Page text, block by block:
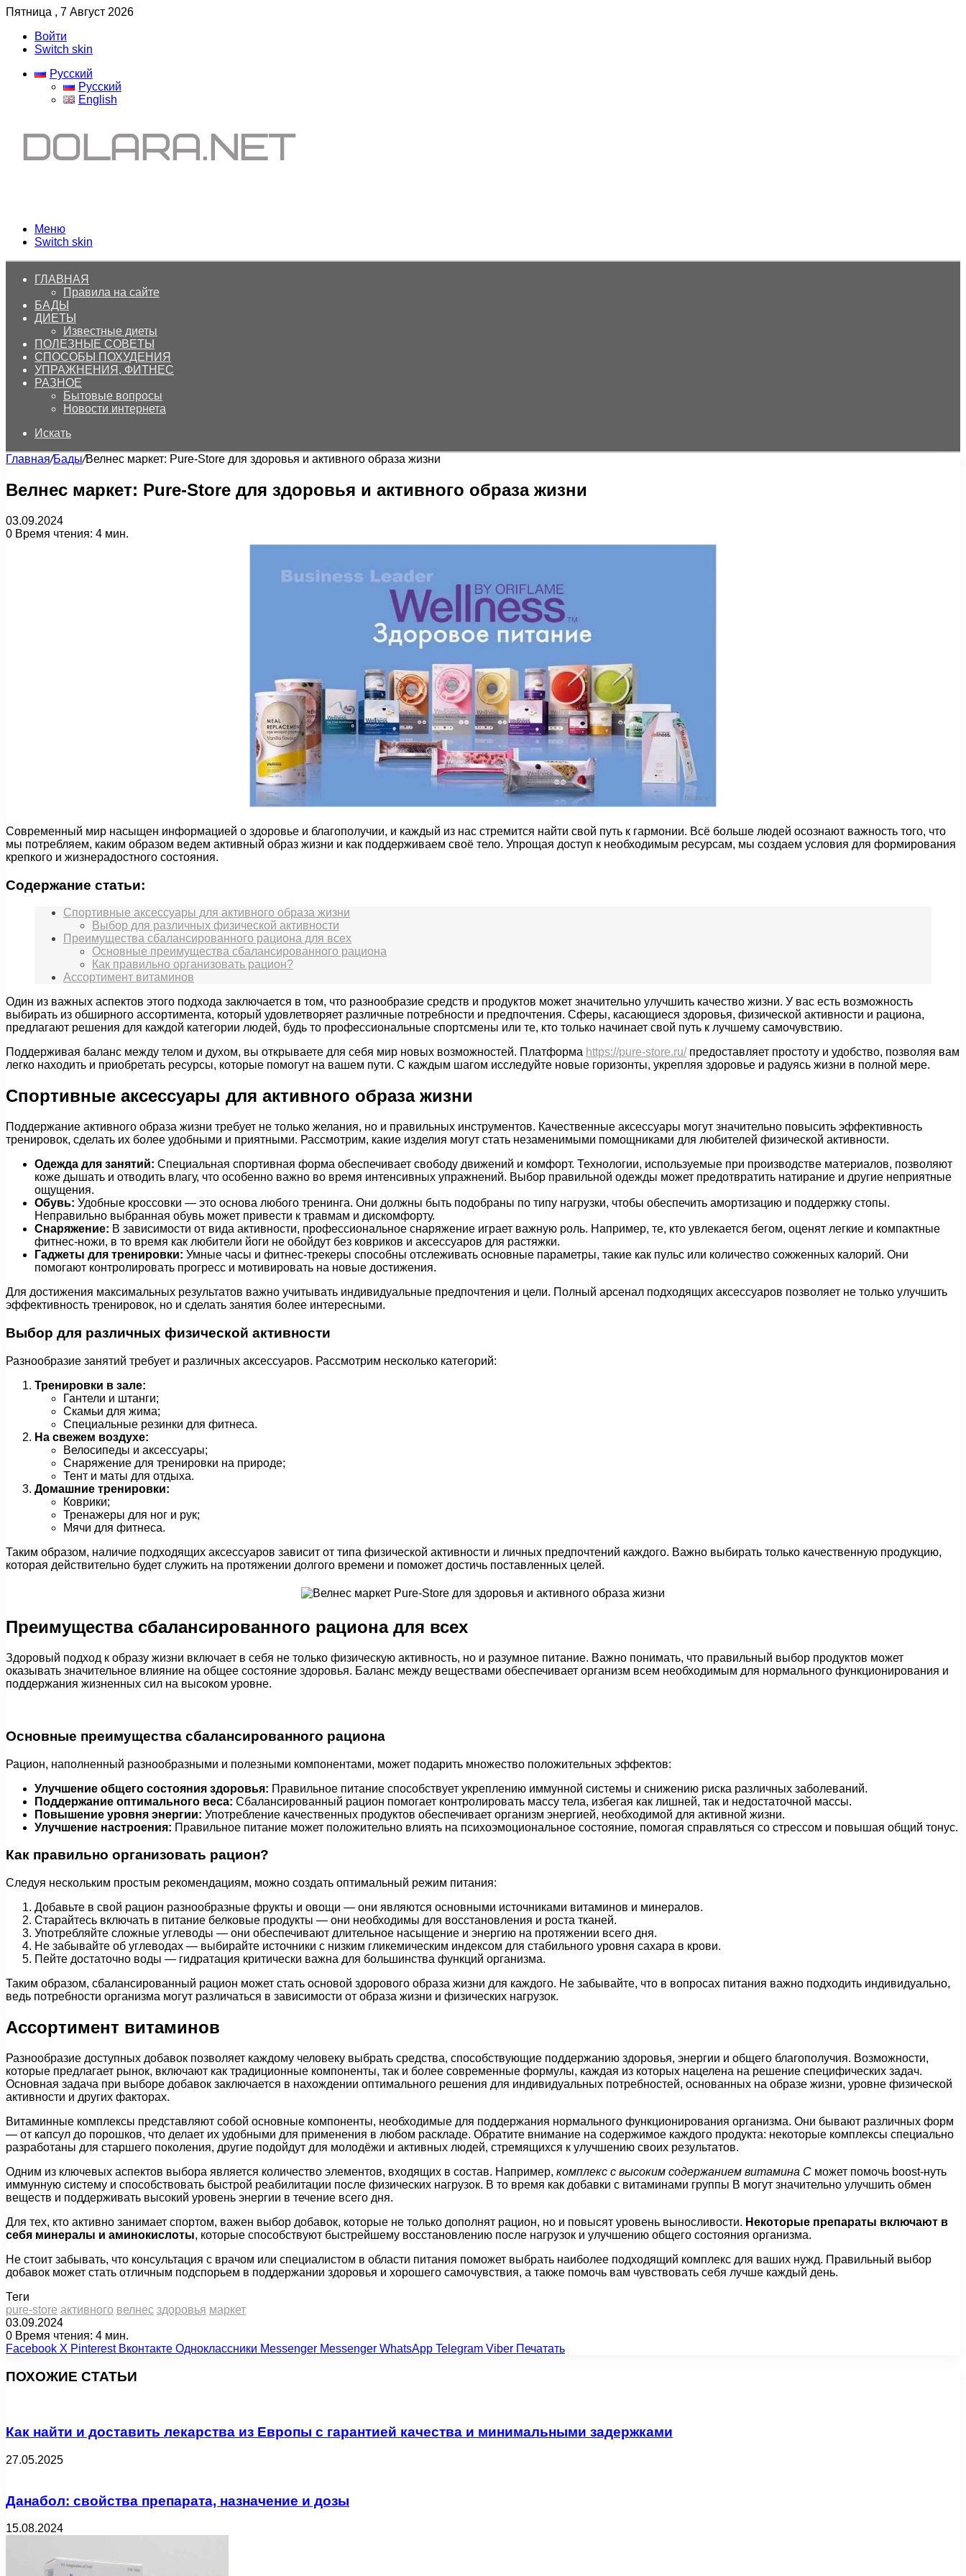
Пятница , 7 Август 2026
Войти
Switch skin
Русский
Русский
English
Меню
Switch skin
ГЛАВНАЯ
Правила на сайте
БАДЫ
ДИЕТЫ
Известные диеты
ПОЛЕЗНЫЕ СОВЕТЫ
СПОСОБЫ ПОХУДЕНИЯ
УПРАЖНЕНИЯ, ФИТНЕС
РАЗНОЕ
Бытовые вопросы
Новости интернета
Искать
Главная/Бады/Велнес маркет: Pure-Store для здоровья и активного образа жизни
Велнес маркет: Pure-Store для здоровья и активного образа жизни
03.09.2024
0 Время чтения: 4 мин.
Современный мир насыщен информацией о здоровье и благополучии, и каждый из нас стремится найти свой путь к гармонии. Всё больше людей осознают важность того, что
мы потребляем, каким образом ведем активный образ жизни и как поддерживаем своё тело. Упрощая доступ к необходимым ресурсам, мы создаем условия для формирования
крепкого и жизнерадостного состояния.
Содержание статьи:
Спортивные аксессуары для активного образа жизни
Выбор для различных физической активности
Преимущества сбалансированного рациона для всех
Основные преимущества сбалансированного рациона
Как правильно организовать рацион?
Ассортимент витаминов
Один из важных аспектов этого подхода заключается в том, что разнообразие средств и продуктов может значительно улучшить качество жизни. У вас есть возможность
выбирать из обширного ассортимента, который удовлетворяет различные потребности и предпочтения. Сферы, касающиеся здоровья, физической активности и рациона,
предлагают решения для каждой категории людей, будь то профессиональные спортсмены или те, кто только начинает свой путь к лучшему самочувствию.
Поддерживая баланс между телом и духом, вы открываете для себя мир новых возможностей. Платформа https://pure-store.ru/предоставляет простоту и удобство, позволяя вам
легко находить и приобретать ресурсы, которые помогут на вашем пути. С каждым шагом исследуйте новые горизонты, укрепляя здоровье и радуясь жизни в полной мере.
Спортивные аксессуары для активного образа жизни
Поддержание активного образа жизни требует не только желания, но и правильных инструментов. Качественные аксессуары могут значительно повысить эффективность
тренировок, сделать их более удобными и приятными. Рассмотрим, какие изделия могут стать незаменимыми помощниками для любителей физической активности.
Одежда для занятий: Специальная спортивная форма обеспечивает свободу движений и комфорт. Технологии, используемые при производстве материалов, позволяют
коже дышать и отводить влагу, что особенно важно во время интенсивных упражнений. Выбор правильной одежды может предотвратить натирание и другие неприятные
ощущения.
Обувь: Удобные кроссовки — это основа любого тренинга. Они должны быть подобраны по типу нагрузки, чтобы обеспечить амортизацию и поддержку стопы.
Неправильно выбранная обувь может привести к травмам и дискомфорту.
Снаряжение: В зависимости от вида активности, профессиональное снаряжение играет важную роль. Например, те, кто увлекается бегом, оценят легкие и компактные
фитнес-ножи, в то время как любители йоги не обойдут без ковриков и аксессуаров для растяжки.
Гаджеты для тренировки: Умные часы и фитнес-трекеры способны отслеживать основные параметры, такие как пульс или количество сожженных калорий. Они
помогают контролировать прогресс и мотивировать на новые достижения.
Для достижения максимальных результатов важно учитывать индивидуальные предпочтения и цели. Полный арсенал подходящих аксессуаров позволяет не только улучшить
эффективность тренировок, но и сделать занятия более интересными.
Выбор для различных физической активности
Разнообразие занятий требует и различных аксессуаров. Рассмотрим несколько категорий:
Тренировки в зале:
Гантели и штанги;
Скамьи для жима;
Специальные резинки для фитнеса.
На свежем воздухе:
Велосипеды и аксессуары;
Снаряжение для тренировки на природе;
Тент и маты для отдыха.
Домашние тренировки:
Коврики;
Тренажеры для ног и рук;
Мячи для фитнеса.
Таким образом, наличие подходящих аксессуаров зависит от типа физической активности и личных предпочтений каждого. Важно выбирать только качественную продукцию,
которая действительно будет служить на протяжении долгого времени и поможет достичь поставленных целей.
Преимущества сбалансированного рациона для всех
Здоровый подход к образу жизни включает в себя не только физическую активность, но и разумное питание. Важно понимать, что правильный выбор продуктов может
оказывать значительное влияние на общее состояние здоровья. Баланс между веществами обеспечивает организм всем необходимым для нормального функционирования и
поддержания жизненных сил на высоком уровне.
Основные преимущества сбалансированного рациона
Рацион, наполненный разнообразными и полезными компонентами, может подарить множество положительных эффектов:
Улучшение общего состояния здоровья: Правильное питание способствует укреплению иммунной системы и снижению риска различных заболеваний.
Поддержание оптимального веса: Сбалансированный рацион помогает контролировать массу тела, избегая как лишней, так и недостаточной массы.
Повышение уровня энергии: Употребление качественных продуктов обеспечивает организм энергией, необходимой для активной жизни.
Улучшение настроения: Правильное питание может положительно влиять на психоэмоциональное состояние, помогая справляться со стрессом и повышая общий тонус.
Как правильно организовать рацион?
Следуя нескольким простым рекомендациям, можно создать оптимальный режим питания:
Добавьте в свой рацион разнообразные фрукты и овощи — они являются основными источниками витаминов и минералов.
Старайтесь включать в питание белковые продукты — они необходимы для восстановления и роста тканей.
Употребляйте сложные углеводы — они обеспечивают длительное насыщение и энергию на протяжении всего дня.
Не забывайте об углеводах — выбирайте источники с низким гликемическим индексом для стабильного уровня сахара в крови.
Пейте достаточно воды — гидратация критически важна для большинства функций организма.
Таким образом, сбалансированный рацион может стать основой здорового образа жизни для каждого. Не забывайте, что в вопросах питания важно подходить индивидуально,
ведь потребности организма могут различаться в зависимости от образа жизни и физических нагрузок.
Ассортимент витаминов
Разнообразие доступных добавок позволяет каждому человеку выбрать средства, способствующие поддержанию здоровья, энергии и общего благополучия. Возможности,
которые предлагает рынок, включают как традиционные компоненты, так и более современные формулы, каждая из которых нацелена на решение специфических задач.
Основная задача при выборе добавок заключается в нахождении оптимального решения для индивидуальных потребностей, основанных на образе жизни, уровне физической
активности и других факторах.
Витаминные комплексы представляют собой основные компоненты, необходимые для поддержания нормального функционирования организма. Они бывают различных форм
— от капсул до порошков, что делает их удобными для применения в любом раскладе. Обратите внимание на содержимое каждого продукта: некоторые комплексы специально
разработаны для старшего поколения, другие подойдут для молодёжи и активных людей, стремящихся к улучшению своих результатов.
Одним из ключевых аспектов выбора является количество элементов, входящих в состав. Например, комплекс с высоким содержанием витамина C может помочь boost-нуть
иммунную систему и способствовать быстрой реабилитации после физических нагрузок. В то время как добавки с витаминами группы B могут значительно улучшить обмен
веществ и поддерживать высокий уровень энергии в течение всего дня.
Для тех, кто активно занимает спортом, важен выбор добавок, которые не только дополнят рацион, но и повысят уровень выносливости. Некоторые препараты включают в
себя минералы и аминокислоты, которые способствуют быстрейшему восстановлению после нагрузок и улучшению общего состояния организма.
Не стоит забывать, что консультация с врачом или специалистом в области питания поможет выбрать наиболее подходящий комплекс для ваших нужд. Правильный выбор
добавок может стать отличным подспорьем в поддержании здоровья и хорошего самочувствия, а также помочь вам чувствовать себя лучше каждый день.
Теги
pure-store активного велнес здоровья маркет
03.09.2024
0 Время чтения: 4 мин.
Facebook X Pinterest Вконтакте Одноклассники Messenger Messenger WhatsApp Telegram Viber Печатать
ПОХОЖИЕ СТАТЬИ
Как найти и доставить лекарства из Европы с гарантией качества и минимальными задержками
27.05.2025
Данабол: свойства препарата, назначение и дозы
15.08.2024